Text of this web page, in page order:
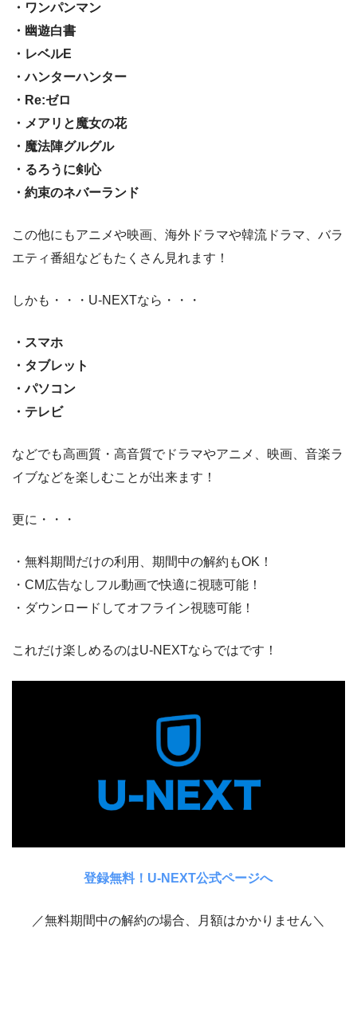
・ワンパンマン
・幽遊白書
・レベルE
・ハンターハンター
・Re:ゼロ
・メアリと魔女の花
・魔法陣グルグル
・るろうに剣心
・約束のネバーランド
この他にもアニメや映画、海外ドラマや韓流ドラマ、バラ
エティ番組などもたくさん見れます！
しかも・・・U-NEXTなら・・・
・スマホ
・タブレット
・パソコン
・テレビ
などでも高画質・高音質でドラマやアニメ、映画、音楽ラ
イブなどを楽しむことが出来ます！
更に・・・
・無料期間だけの利用、期間中の解約もOK！
・CM広告なしフル動画で快適に視聴可能！
・ダウンロードしてオフライン視聴可能！
これだけ楽しめるのはU-NEXTならではです！
登録無料！U-NEXT公式ページへ
／無料期間中の解約の場合、月額はかかりません＼